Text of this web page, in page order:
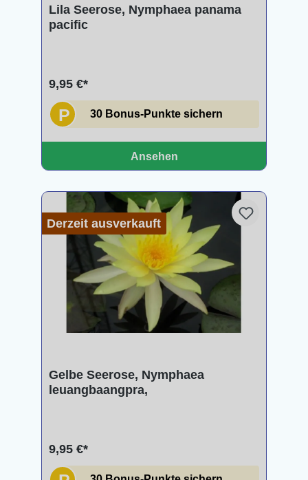
Lila Seerose, Nymphaea panama
pacific
9,95 €*
P 30 Bonus-Punkte sichern
Ansehen
Derzeit ausverkauft
Gelbe Seerose, Nymphaea
leuangbaangpra,
9,95 €*